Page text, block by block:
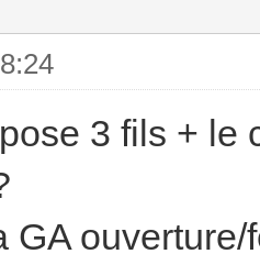
3 fils + le
GA